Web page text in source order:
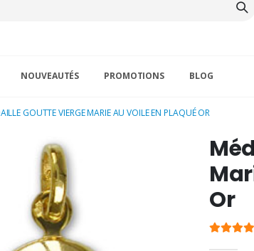
NOUVEAUTÉS PROMOTIONS BLOG
GOUTTE VIERGE MARIE AU VOILE EN PLAQUÉ OR
Or